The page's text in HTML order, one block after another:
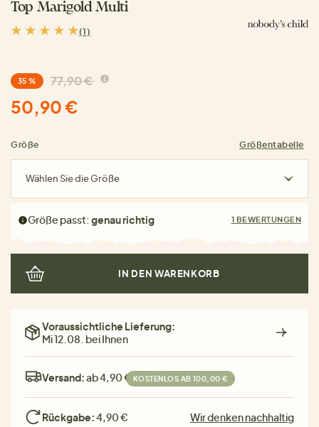
Top Marigold Multi
(1)
35 % 77,90 €
50,90 €
Größe Größentabelle
Wählen Sie die Größe
Größe passt:genau richtig 1 BEWERTUNGEN
IN DEN WARENKORB
Voraussichtliche Lieferung:
Mi 12.08. bei Ihnen
Versand:ab 4,90 € KOSTENLOS AB 100,00 €
Rückgabe:4,90 € Wir denken nachhaltig